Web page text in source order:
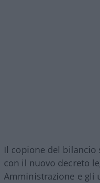
Il copione del
con il nuovo decreto
Amministrazione e gli